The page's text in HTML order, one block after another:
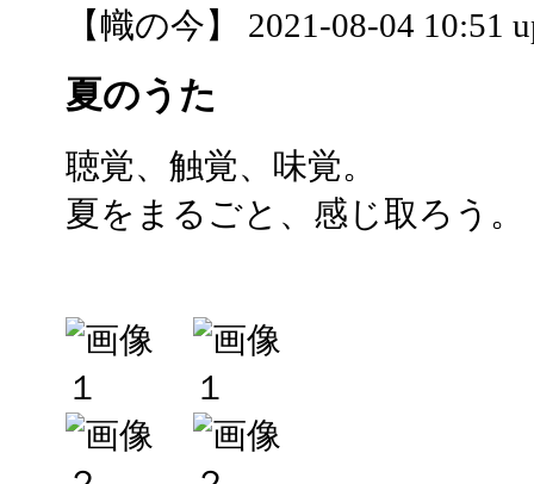
【幟の今】 2021-08-04 10:51
夏のうた
聴覚、触覚、味覚。
夏をまるごと、感じ取ろう。